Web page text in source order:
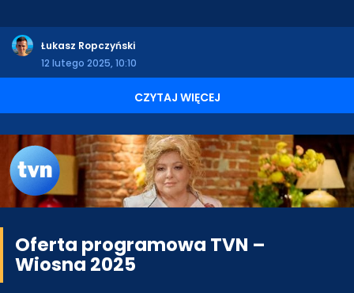
Łukasz Ropczyński
12 lutego 2025, 10:10
CZYTAJ WIĘCEJ
Oferta programowa TVN –
Wiosna 2025